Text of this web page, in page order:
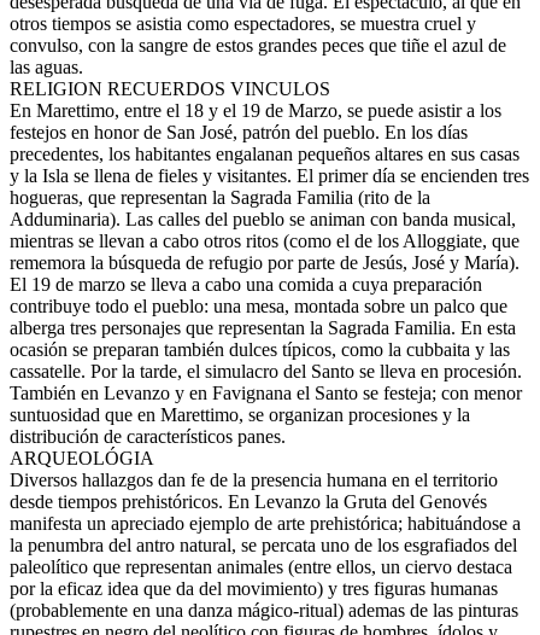
otros tiempos se asistia como espectadores, se muestra cruel y
convulso, con la sangre de estos grandes peces que tiñe el azul de
las aguas.
RELIGION RECUERDOS VINCULOS
En Marettimo, entre el 18 y el 19 de Marzo, se puede asistir a los
festejos en honor de San José, patrón del pueblo. En los días
precedentes, los habitantes engalanan pequeños altares en sus casas
y la Isla se llena de fieles y visitantes. El primer día se encienden tres
hogueras, que representan la Sagrada Familia (rito de la
Adduminaria). Las calles del pueblo se animan con banda musical,
mientras se llevan a cabo otros ritos (como el de los Alloggiate, que
rememora la búsqueda de refugio por parte de Jesús, José y María).
El 19 de marzo se lleva a cabo una comida a cuya preparación
contribuye todo el pueblo: una mesa, montada sobre un palco que
alberga tres personajes que representan la Sagrada Familia. En esta
ocasión se preparan también dulces típicos, como la cubbaita y las
cassatelle. Por la tarde, el simulacro del Santo se lleva en procesión.
También en Levanzo y en Favignana el Santo se festeja; con menor
suntuosidad que en Marettimo, se organizan procesiones y la
distribución de característicos panes.
ARQUEOLÓGIA
Diversos hallazgos dan fe de la presencia humana en el territorio
desde tiempos prehistóricos. En Levanzo la Gruta del Genovés
manifesta un apreciado ejemplo de arte prehistórica; habituándose a
la penumbra del antro natural, se percata uno de los esgrafiados del
paleolítico que representan animales (entre ellos, un ciervo destaca
por la eficaz idea que da del movimiento) y tres figuras humanas
(probablemente en una danza mágico-ritual) ademas de las pinturas